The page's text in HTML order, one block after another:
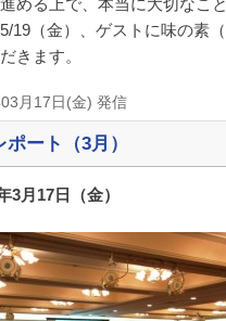
19（金）、ゲストに味の素
きます。
月17日(金) 発信
ート（3月）
3月17日（金）